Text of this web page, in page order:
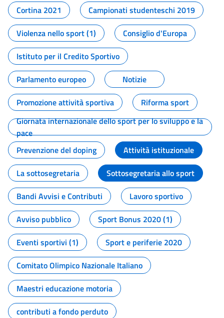
Cortina 2021
Campionati studenteschi 2019
Violenza nello sport (1)
Consiglio d'Europa
Istituto per il Credito Sportivo
Parlamento europeo
Notizie
Promozione attività sportiva
Riforma sport
Giornata internazionale dello sport per lo sviluppo e la
pace
Prevenzione del doping
Attività istituzionale
La sottosegretaria
Sottosegretaria allo sport
Bandi Avvisi e Contributi
Lavoro sportivo
Avviso pubblico
Sport Bonus 2020 (1)
Eventi sportivi (1)
Sport e periferie 2020
Comitato Olimpico Nazionale Italiano
Maestri educazione motoria
contributi a fondo perduto